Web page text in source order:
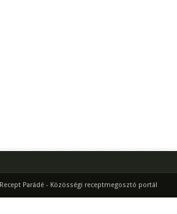
Recept Parádé - Közösségi receptmegosztó portál